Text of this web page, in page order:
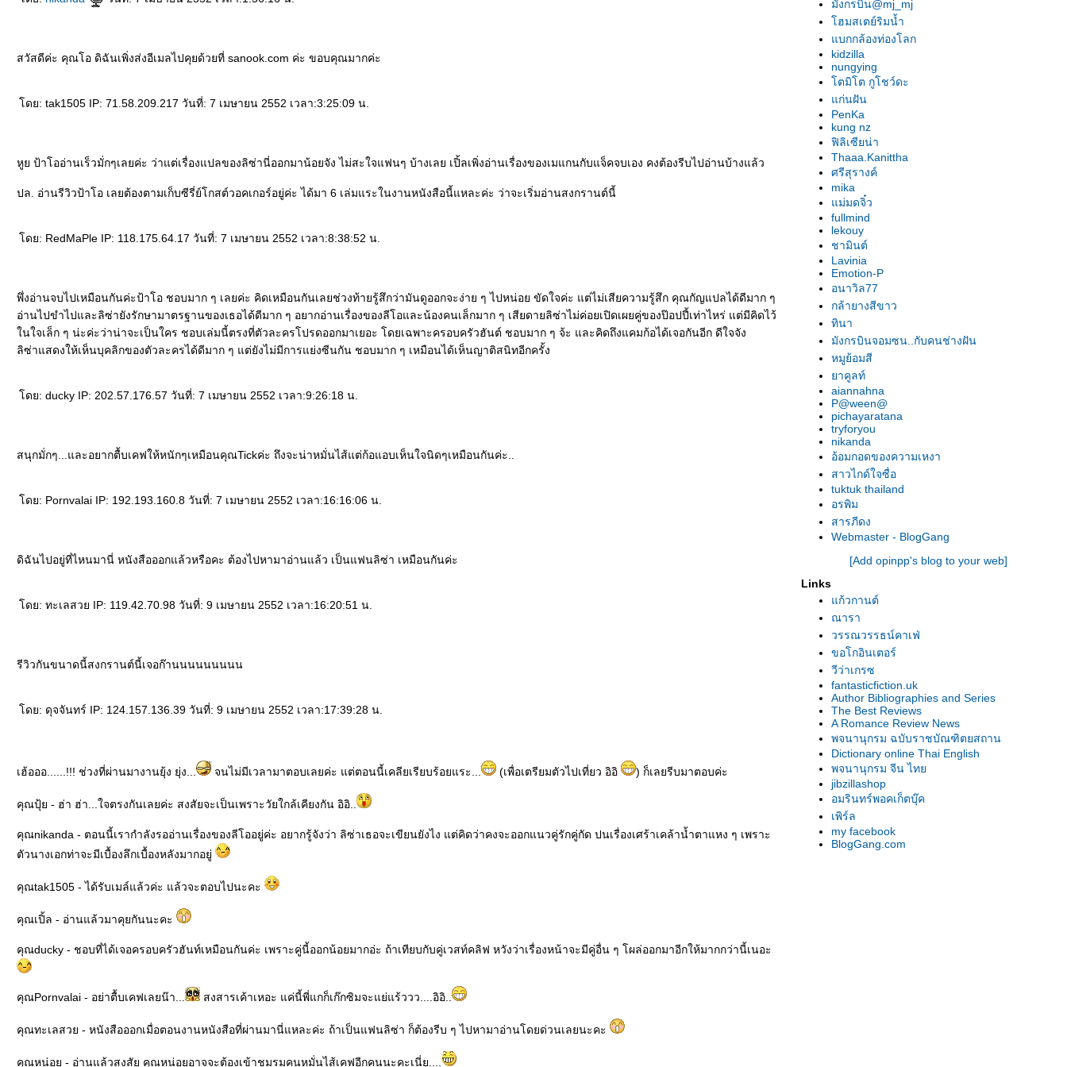
สวัสดีค่ะ คุณโอ ดิฉันเพิ่งส่งอีเมลไปคุยด้วยที่ sanook.com ค่ะ ขอบคุณมากค่ะ
ดย: tak1505 IP: 71.58.209.217 วันที่: 7 เมษายน 2552 เวลา:3:25:09 น.
หูย ป้าโออ่านเร็วมั่กๆเลยค่ะ ว่าแต่เรื่องแปลของลิซ่านี่ออกมาน้อยจัง ไม่สะใจแฟนๆ บ้างเลย เปิ้ลเพิ่งอ่านเรื่องของเมแกนกับแจ็คจบเอง คงต้องรีบไปอ่านบ้างแล้ว
ปล. อ่านรีวิวป้าโอ เลยต้องตามเก็บซีรี่ย์โกสต์วอคเกอร์อยู่ค่ะ ได้มา 6 เล่มแระในงานหนังสือนี้แหละค่ะ ว่าจะเริ่มอ่านสงกรานต์นี้
ดย: RedMaPle IP: 118.175.64.17 วันที่: 7 เมษายน 2552 เวลา:8:38:52 น.
พึ่งอ่านจบไปเหมือนกันค่ะป้าโอ ชอบมาก ๆ เลยค่ะ คิดเหมือนกันเลยช่วงท้ายรู้สึกว่ามันดูออกจะง่าย ๆ ไปหน่อย ขัดใจค่ะ แต่ไม่เสียความรู้สึก คุณกัญแปลได้ดีมาก ๆ
อ่านไปขำไปและลิซ่ายังรักษามาตรฐานของเธอได้ดีมาก ๆ อยากอ่านเรื่องของลีโอและน้องคนเล็กมาก ๆ เสียดายลิซ่าไม่ค่อยเปิดเผยคู่ของป๊อปปี้เท่าไหร่ แต่มีคิดไว้
นใจเล็ก ๆ น่ะค่ะว่าน่าจะเป็นใคร ชอบเล่มนี้ตรงที่ตัวละครโปรดออกมาเยอะ โดยเฉพาะครอบครัวฮันต์ ชอบมาก ๆ จ้ะ และคิดถึงแคมก้อได้เจอกันอีก ดีใจจัง
ลิซ่าแสดงให้เห็นบุคลิกของตัวละครได้ดีมาก ๆ แต่ยังไม่มีการแย่งซีนกัน ชอบมาก ๆ เหมือนได้เห็นญาติสนิทอีกครั้ง
ดย: ducky IP: 202.57.176.57 วันที่: 7 เมษายน 2552 เวลา:9:26:18 น.
สนุกมั่กๆ...และอยากตื้บเคฟให้หนักๆเหมือนคุณTickค่ะ ถึงจะน่าหมั่นไส้แต่ก้อแอบเห็นใจนิดๆเหมือนกันค่ะ..
ดย: Pornvalai IP: 192.193.160.8 วันที่: 7 เมษายน 2552 เวลา:16:16:06 น.
ดิฉันไปอยู่ที่ไหนมานี่ หนังสือออกแล้วหรือคะ ต้องไปหามาอ่านแล้ว เป็นแฟนลิซ่า เหมือนกันค่ะ
ดย: ทะเลสวย IP: 119.42.70.98 วันที่: 9 เมษายน 2552 เวลา:16:20:51 น.
รีวิวกันขนาดนี้สงกรานต์นี้เจอก๊านนนนนนนนน
ดย: ดุจจันทร์ IP: 124.157.136.39 วันที่: 9 เมษายน 2552 เวลา:17:39:28 น.
เฮ้อออ......!!! ช่วงที่ผ่านมางานยุ้ง ยุ่ง... จนไม่มีเวลามาตอบเลยค่ะ แต่ตอนนี้เคลียเรียบร้อยแระ... (เพื่อเตรียมตัวไปเที่ยว อิอิ ) ก็เลยรีบมาตอบค่ะ
คุณปุ้ย - ฮ่า ฮ่า...ใจตรงกันเลยค่ะ สงสัยจะเป็นเพราะวัยใกล้เคียงกัน อิอิ..
คุณnikanda - ตอนนี้เรากำลังรออ่านเรื่องของลีโออยู่ค่ะ อยากรู้จังว่า ลิซ่าเธอจะเขียนยังไง แต่คิดว่าคงจะออกแนวคู่รักคู่กัด ปนเรื่องเศร้าเคล้าน้ำตาแหง ๆ เพราะ
ตัวนางเอกท่าจะมีเบื้องลึกเบื้องหลังมากอยู่
คุณtak1505 - ได้รับเมล์แล้วค่ะ แล้วจะตอบไปนะคะ
คุณเปิ้ล - อ่านแล้วมาคุยกันนะคะ
คุณducky - ชอบที่ได้เจอครอบครัวฮันท์เหมือนกันค่ะ เพราะคู่นี้ออกน้อยมากอ่ะ ถ้าเทียบกับคู่เวสท์คลิฟ หวังว่าเรื่องหน้าจะมีคู่อื่น ๆ โผล่ออกมาอีกให้มากกว่านี้เนอะ
คุณPornvalai - อย่าตื้บเคฟเลยน๊า... สงสารเค้าเหอะ แค่นี้พี่แกก็เก๊กซิมจะแย่แร้ววว....อิอิ..
คุณทะเลสวย - หนังสือออกเมื่อตอนงานหนังสือที่ผ่านมานี่แหละค่ะ ถ้าเป็นแฟนลิซ่า ก็ต้องรีบ ๆ ไปหามาอ่านโดยด่วนเลยนะคะ
คุณหน่อย - อ่านแล้วสงสัย คุณหน่อยอาจจะต้องเข้าชมรมคนหมั่นไส้เคฟอีกคนนะคะเนี่ย....
In love with "...In Death..." : Part 2
In love with "...In Death..."
ปริศนารอยอดีต ของ นอร่า โรเบิร์ตส
เคหาสน์รัตติกาล ตอน รอยประทับ ของ พี.ซี.แค
สต์ และ ครินติน แคสต์
3 คืน กับ 3 คน และ เคน ธีรเดช ....ฮ่า ฮ่า ฮ่า
รักซ่อนร้าย ของ ลิซ่า การ์ดเนอร์
สะดุดรักสายลับ และ บ่วงรักสายลับ : ชุดสี่ทหาร
เสือ
นห้วงนิทรา ของ ลิซ่า แมคมานน์
ณ ฟากฝันแห่งนิรันดร์รัก ของ กีโยม มุสโซ
มนต์รักคริสต์มาส ของ ลิซ่า เคลย์แพส
ชุดพลังแห่งรัก 1 - 3 ของ นลินี ซิงห์
กลัวใจ ของ คาเรน โรส
ไฟปรารถนาคาร์พาเธียน ของ คริสตินา
ฟลอเรนซ์
หัวใจทระนง และ หัวใจในเปลวรัก : ชุดสาม
หัวใจ
รายชื่อหนังสือของ คริสตินา ฟลอเรนซ์
ดวงใจยิปซี ของ ลิซ่า เคลย์แพส
มิติแห่งมนตรา ของ เจเน็ต แชปแมน
มนตร์รักพลังจิต ของ คริสติน่า ฟลอเรนซ์
จุมพิตในนิทรา ของ ลินดา โฮเวิร์ด
เล่ห์รักตำรวจหนุ่ม ของ แคธี่ คริสติน
หัวใจที่ใฝ่รัก ของ ลินดา โฮเวิร์ด
เกมรักชีวิตนิรันดร์ ของ คริสตินา ฟลอเรนซ์
สองเรื่องนี้ของ แซนดร้า บราวน์
ราชันย์แห่งรัตติกาล ของ คริสตินา ฟลอเรนซ์
มังกรบิน@mj_mj
ฮมสเตย์ริมน้ำ
บกกล้องท่องโลก
kidzilla
nungying
ตมิโต กูโชว์ดะ
ก่นฝัน
PenKa
kung nz
ฟิลิเซียน่า
Thaaa.Kanittha
ศรีสุรางค์
mika
ม่มดจิ๋ว
fullmind
lekouy
ชามินต์
Lavinia
Emotion-P
อนาวิล77
กล้ายางสีขาว
ทินา
มังกรบินจอมซน..กับคนช่างฝัน
หมูย้อมสี
าคูลท์
aiannahna
P@ween@
pichayaratana
tryforyou
nikanda
อ้อมกอดของความเหงา
สาวไกด์ใจซื่อ
tuktuk thailand
อรพิม
สารภีดง
Webmaster - BlogGang
[Add opinpp's blog to your web]
Links
ก้วกานต์
ณารา
วรรณวรรธน์คาเฟ่
ขอโกอินเตอร์
วีว่าเกรซ
fantasticfiction.uk
Author Bibliographies and Series
The Best Reviews
A Romance Review News
พจนานุกรม ฉบับราชบัณฑิตยสถาน
Dictionary online Thai English
พจนานุกรม จีน ไท
jibzillashop
อมรินทร์พอคเก็ตบุ๊ค
เพิร์ล
my facebook
BlogGang.com